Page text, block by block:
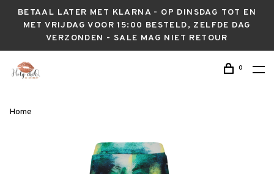
BETAAL LATER MET KLARNA - OP DINSDAG TOT EN
MET VRIJDAG VOOR 15:00 BESTELD, ZELFDE DAG
VERZONDEN - SALE MAG NIET RETOUR
0
Home